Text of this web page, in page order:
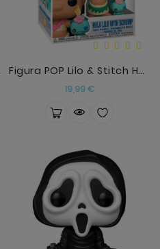
Figura POP Lilo & Stitch Hula Lilo With Scrump
19,99 €Precio